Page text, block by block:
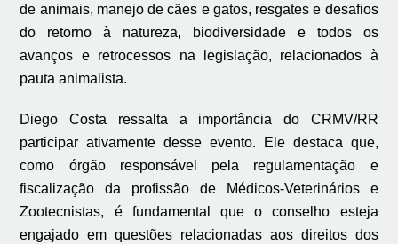
de animais, manejo de cães e gatos, resgates e desafios
do retorno à natureza, biodiversidade e todos os
avanços e retrocessos na legislação, relacionados à
pauta animalista.
Diego Costa ressalta a importância do CRMV/RR
participar ativamente desse evento. Ele destaca que,
como órgão responsável pela regulamentação e
fiscalização da profissão de Médicos-Veterinários e
Zootecnistas, é fundamental que o conselho esteja
engajado em questões relacionadas aos direitos dos